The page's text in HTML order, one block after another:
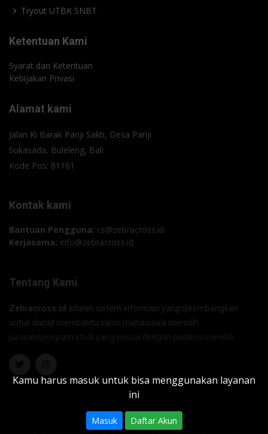
Kamu harus masuk untuk bisa menggunakan layanan
ini
Masuk Daftar Akun
Tryout UTBK SNBT
Ketentuan Kami
Syarat dan Ketentuan
Kebijakan Privasi
Alamat kami
Jalan Ki Barak Panji Sakti, Desa Panji
Sukasada, Buleleng, Bali
Kode Pos: 81161
Kontak kami
Bantuan Pengguna: cs@zebracross.id
Kerjasama: info@zebracross.id
Tentang Kami
Zebracross.id adalah sistem informasi yang dikembangkan
untuk dapat membantu calon mahasiswa memilih
jurusan/program studi yang sesuai dengan passion mereka.